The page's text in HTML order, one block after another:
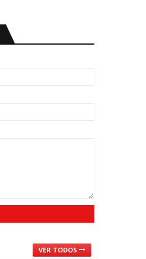
VER TODOS